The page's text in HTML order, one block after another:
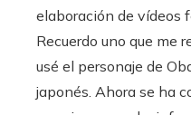
elaboración de vídeos
Recuerdo uno que me
usé el personaje de
japonés. Ahora se ha